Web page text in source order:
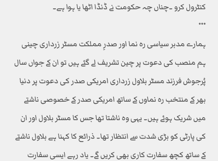
کنٹرول کرو ۔چناں چہ حکومت نے ڈنڈا اٹھا یا ہوا ہے۔
٭٭٭
ہمارے مدبر سیاسی رہ نما اور صدرِ مملکت مسٹر زرداری چینی
ہم منصب کی دعوت پر چین تشریف لے گئے ہیں تو ان کے جواں سال
پُرجوش فرزند مسٹر بلاول زرداری امریکی صدر کی دعوت پر دنیا
بھر کے منتخب رہ نماوں کے ساتھ امریکی صدر کے خصوصی ناشتے
میں شریک ہوئے ہیں۔ یہی وہ ناشتا تھا جس کا مسٹر بلاول اور ان
کی پارٹی کو بڑی شدت سے انتظار تھا۔ ذرائع کا کہنا ہے بلاول ناشتے
کے ساتھ کچھ سفارت کاری بھی کریں گے۔ یاد رہے ایسی سفارت